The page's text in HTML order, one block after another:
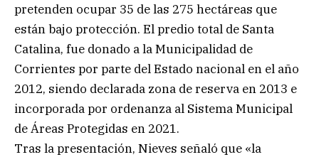
pretenden ocupar 35 de las 275 hectáreas que
están bajo protección. El predio total de Santa
Catalina, fue donado a la Municipalidad de
Corrientes por parte del Estado nacional en el año
2012, siendo declarada zona de reserva en 2013 e
incorporada por ordenanza al Sistema Municipal
de Áreas Protegidas en 2021.
Tras la presentación, Nieves señaló que «la